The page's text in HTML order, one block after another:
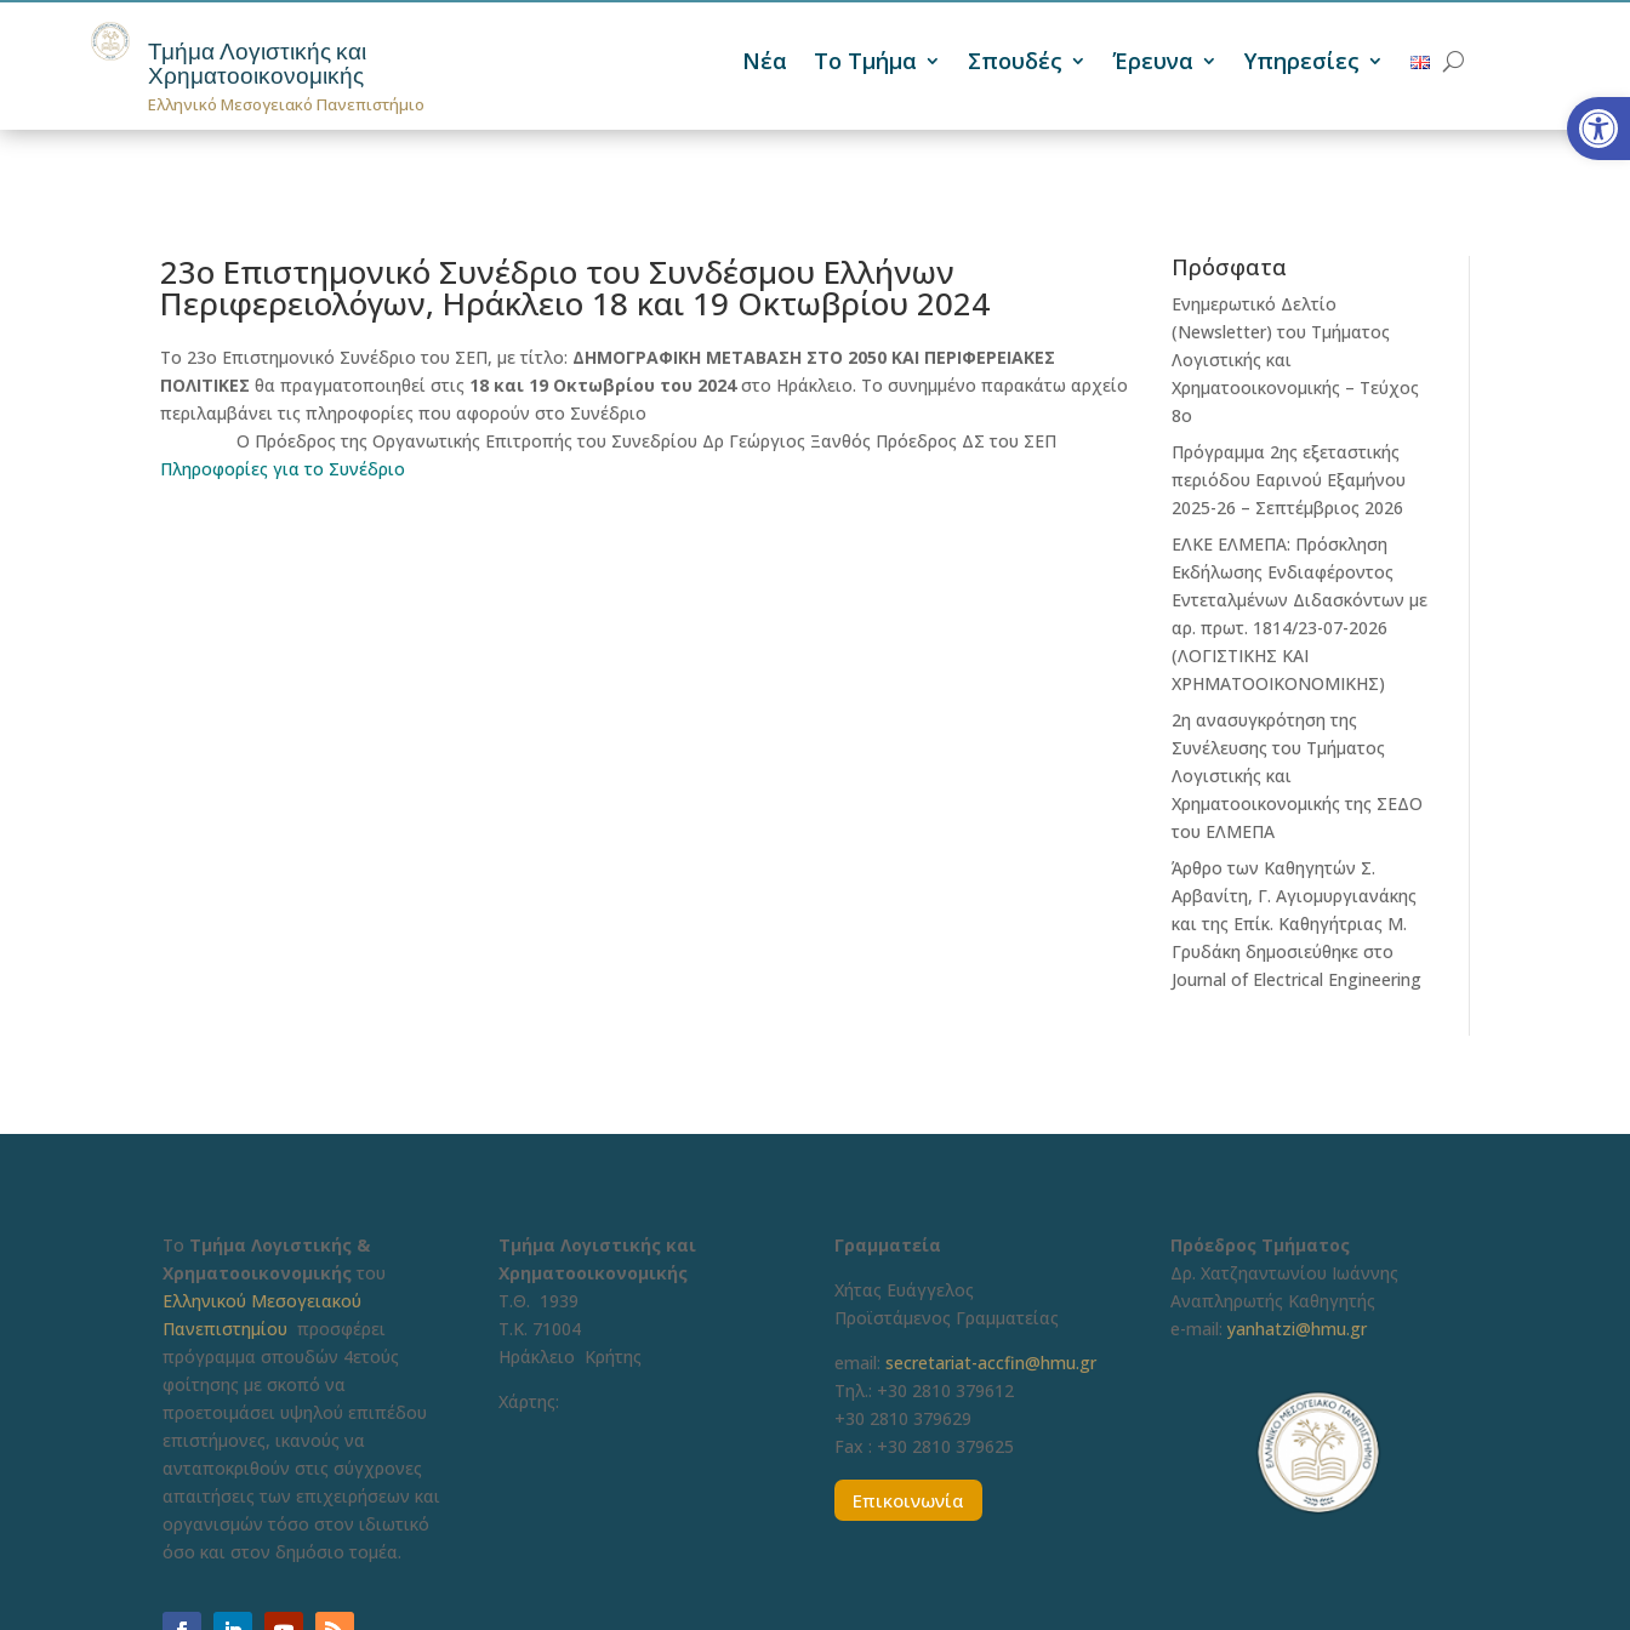
Τμήμα Λογιστικής και
Χρηματοοικονομικής
Ελληνικό Μεσογειακό Πανεπιστήμιο
Νέα Το Τμήμα Σπουδές Έρευνα Υπηρεσίες
23ο Επιστημονικό Συνέδριο του Συνδέσμου Ελλήνων
Περιφερειολόγων, Ηράκλειο 18 και 19 Οκτωβρίου 2024
Tο 23ο Επιστημονικό Συνέδριο του ΣΕΠ, με τίτλο: ΔΗΜΟΓΡΑΦΙΚΗ ΜΕΤΑΒΑΣΗ ΣΤΟ 2050 ΚΑΙ ΠΕΡΙΦΕΡΕΙΑΚΕΣ
ΠΟΛΙΤΙΚΕΣ θα πραγματοποιηθεί στις 18 και 19 Οκτωβρίου του 2024στο Ηράκλειο. Το συνημμένο παρακάτω αρχείο
περιλαμβάνει τις πληροφορίες που αφορούν στο Συνέδριο
Ο Πρόεδρος της Οργανωτικής Επιτροπής του Συνεδρίου Δρ Γεώργιος Ξανθός Πρόεδρος ΔΣ του ΣΕΠ
Πληροφορίες για το Συνέδριο
Πρόσφατα
Ενημερωτικό Δελτίο
(Newsletter) του Τμήματος
Λογιστικής και
Χρηματοοικονομικής – Τεύχος
8ο
Πρόγραμμα 2ης εξεταστικής
περιόδου Eαρινού Eξαμήνου
2025-26 – Σεπτέμβριος 2026
ΕΛΚΕ ΕΛΜΕΠΑ: Πρόσκληση
Εκδήλωσης Ενδιαφέροντος
Εντεταλμένων Διδασκόντων με
αρ. πρωτ. 1814/23-07-2026
(ΛΟΓΙΣΤΙΚΗΣ ΚΑΙ
ΧΡΗΜΑΤΟΟΙΚΟΝΟΜΙΚΗΣ)
2η ανασυγκρότηση της
Συνέλευσης του Τμήματος
Λογιστικής και
Χρηματοοικονομικής της ΣΕΔΟ
του ΕΛΜΕΠΑ
Άρθρο των Καθηγητών Σ.
Αρβανίτη, Γ. Αγιομυργιανάκης
και της Επίκ. Καθηγήτριας Μ.
Γρυδάκη δημοσιεύθηκε στο
Journal of Electrical Engineering
Το Τμήμα Λογιστικής &
Χρηματοοικονομικήςτου
Ελληνικού Μεσογειακού
Πανεπιστημίου προσφέρει
πρόγραμμα σπουδών 4ετούς
φοίτησης με σκοπό να
προετοιμάσει υψηλού επιπέδου
επιστήμονες, ικανούς να
ανταποκριθούν στις σύγχρονες
απαιτήσεις των επιχειρήσεων και
οργανισμών τόσο στον ιδιωτικό
όσο και στον δημόσιο τομέα.
Τμήμα Λογιστικής και
Χρηματοοικονομικής
Τ.Θ. 1939
Τ.Κ. 71004
Ηράκλειο Κρήτης
Χάρτης:
Γραμματεία
Χήτας Ευάγγελος
Προϊστάμενος Γραμματείας
email:secretariat-accfin@hmu.gr
Τηλ.: +30 2810 379612
+30 2810 379629
Fax : +30 2810 379625
Επικοινωνία
Πρόεδρος Τμήματος
Δρ. Χατζηαντωνίου Ιωάννης
Αναπληρωτής Καθηγητής
e-mail: yanhatzi@hmu.gr